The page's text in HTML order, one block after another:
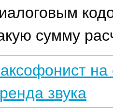
сумму
на
звука